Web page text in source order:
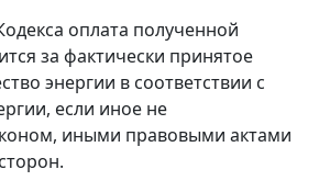
оплата полученной
за фактически принятое
энергии в соответствии с
если иное не
иными правовыми актами